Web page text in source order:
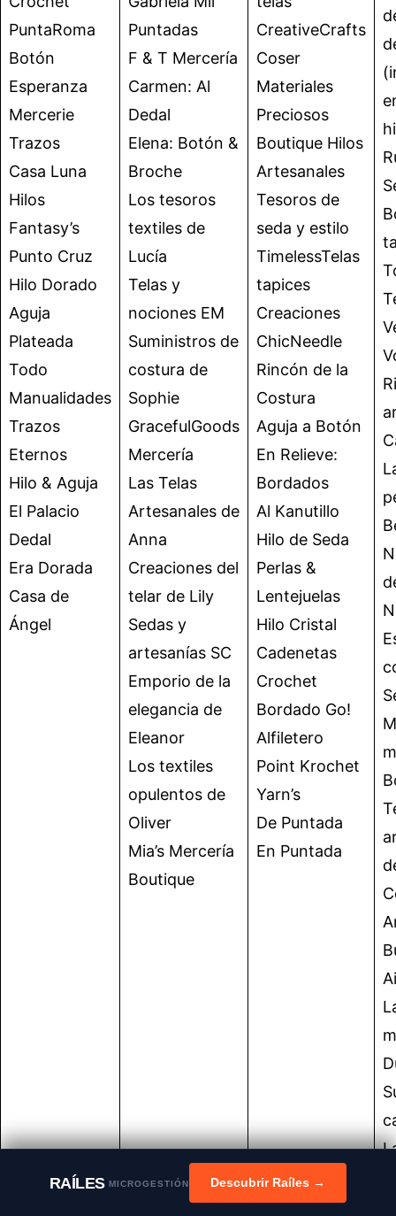
PuntaRoma
Botón
Esperanza
Mercerie
Trazos
Casa Luna
Hilos
Fantasy’s
Punto Cruz
Hilo Dorado
Aguja
Plateada
Todo
Manualidades
Trazos
Eternos
Hilo & Aguja
El Palacio
Dedal
Era Dorada
Casa de
Ángel
Puntadas
F & T Mercería
Carmen: Al
Dedal
Elena: Botón &
Broche
Los tesoros
textiles de
Lucía
Telas y
nociones EM
Suministros de
costura de
Sophie
GracefulGoods
Mercería
Las Telas
Artesanales de
Anna
Creaciones del
telar de Lily
Sedas y
artesanías SC
Emporio de la
elegancia de
Eleanor
Los textiles
opulentos de
Oliver
Mia’s Mercería
Boutique
CreativeCrafts
Coser
Materiales
Preciosos
Boutique Hilos
Artesanales
Tesoros de
seda y estilo
TimelessTelas
tapices
Creaciones
ChicNeedle
Rincón de la
Costura
Aguja a Botón
En Relieve:
Bordados
Al Kanutillo
Hilo de Seda
Perlas &
Lentejuelas
Hilo Cristal
Cadenetas
Crochet
Bordado Go!
Alfiletero
Point Krochet
Yarn’s
De Puntada
En Puntada
RAÍLESMICROGESTIÓN Descubrir Raíles →